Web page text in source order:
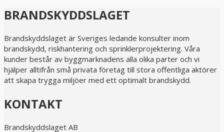
BRANDSKYDDSLAGET
Brandskyddslaget är Sveriges ledande konsulter inom
brandskydd, riskhantering och sprinklerprojektering. Våra
kunder består av byggmarknadens alla olika parter och vi
hjälper alltifrån små privata företag till stora offentliga aktörer
att skapa trygga miljöer med ett optimalt brandskydd.
KONTAKT
Brandskyddslaget AB